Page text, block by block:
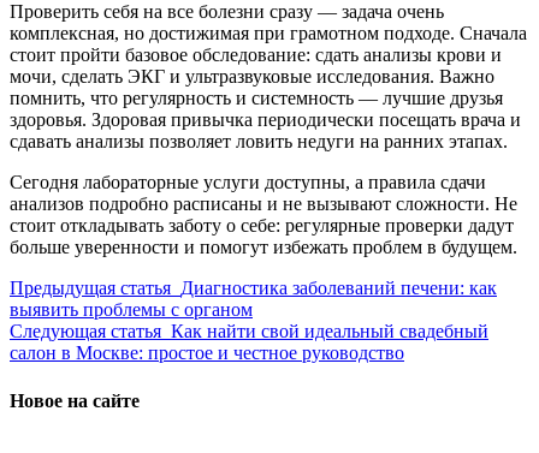
Проверить себя на все болезни сразу — задача очень
комплексная, но достижимая при грамотном подходе. Сначала
стоит пройти базовое обследование: сдать анализы крови и
мочи, сделать ЭКГ и ультразвуковые исследования. Важно
помнить, что регулярность и системность — лучшие друзья
здоровья. Здоровая привычка периодически посещать врача и
сдавать анализы позволяет ловить недуги на ранних этапах.
Сегодня лабораторные услуги доступны, а правила сдачи
анализов подробно расписаны и не вызывают сложности. Не
стоит откладывать заботу о себе: регулярные проверки дадут
больше уверенности и помогут избежать проблем в будущем.
Предыдущая статья Диагностика заболеваний печени: как
выявить проблемы с органом
Следующая статья Как найти свой идеальный свадебный
салон в Москве: простое и честное руководство
Новое на сайте